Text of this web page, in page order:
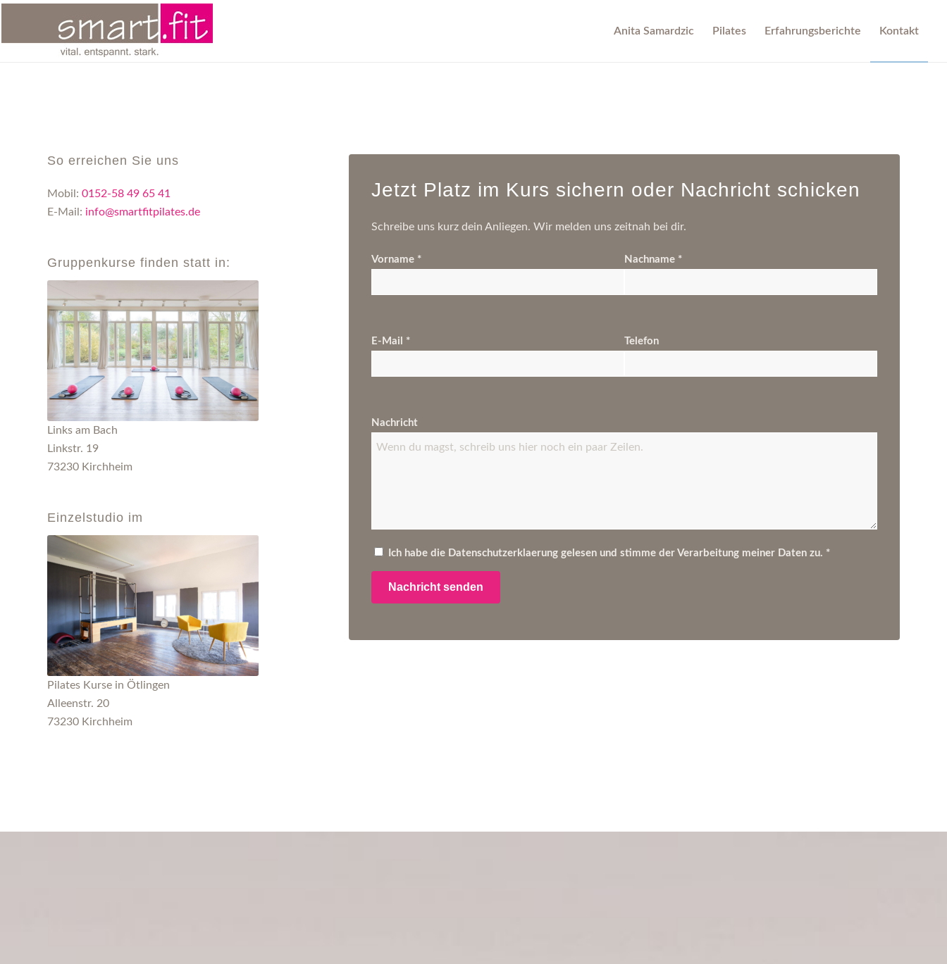
Anita Samardzic Pilates Erfahrungsberichte Kontakt
So erreichen Sie uns
Mobil: 0152-58 49 65 41
E-Mail: info@smartfitpilates.de
Gruppenkurse finden statt in:
Links am Bach
Linkstr. 19
73230 Kirchheim
Einzelstudio im
Pilates Kurse in Ötlingen
Alleenstr. 20
73230 Kirchheim
Jetzt Platz im Kurs sichern oder Nachricht schicken
Schreibe uns kurz dein Anliegen. Wir melden uns zeitnah bei dir.
Vorname * Nachname *
E-Mail * Telefon
Nachricht
Ich habe die Datenschutzerklaerung gelesen und stimme der Verarbeitung meiner Daten zu. *
Nachricht senden